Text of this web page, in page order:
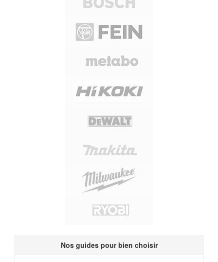
Nos guides pour bien choisir